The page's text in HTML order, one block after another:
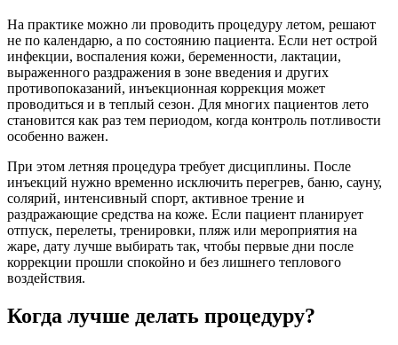
На практике можно ли проводить процедуру летом, решают
не по календарю, а по состоянию пациента. Если нет острой
инфекции, воспаления кожи, беременности, лактации,
выраженного раздражения в зоне введения и других
противопоказаний, инъекционная коррекция может
проводиться и в теплый сезон. Для многих пациентов лето
становится как раз тем периодом, когда контроль потливости
особенно важен.
При этом летняя процедура требует дисциплины. После
инъекций нужно временно исключить перегрев, баню, сауну,
солярий, интенсивный спорт, активное трение и
раздражающие средства на коже. Если пациент планирует
отпуск, перелеты, тренировки, пляж или мероприятия на
жаре, дату лучше выбирать так, чтобы первые дни после
коррекции прошли спокойно и без лишнего теплового
воздействия.
Когда лучше делать процедуру?